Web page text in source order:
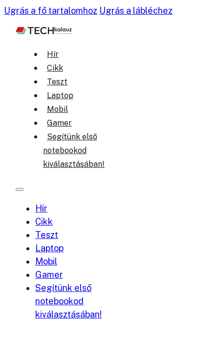
Ugrás a fő tartalomhoz Ugrás a lábléchez
Hír
Cikk
Teszt
Laptop
Mobil
Gamer
Segítünk első
notebookod
kiválasztásában!
Hír
Cikk
Teszt
Laptop
Mobil
Gamer
Segítünk első
notebookod
kiválasztásában!